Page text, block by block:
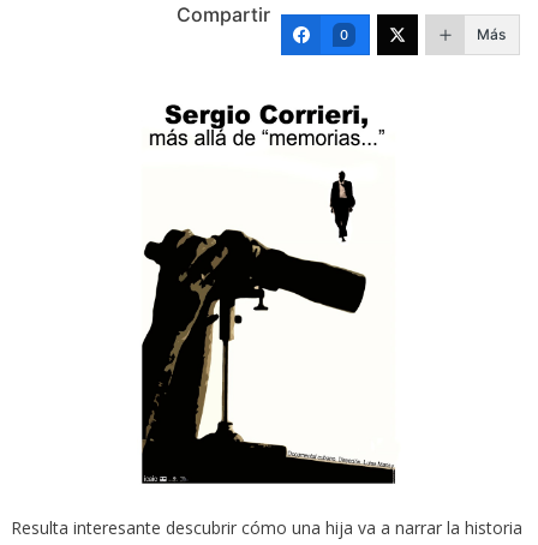
Compartir
0 Más
Resulta interesante descubrir cómo una hija va a narrar la historia